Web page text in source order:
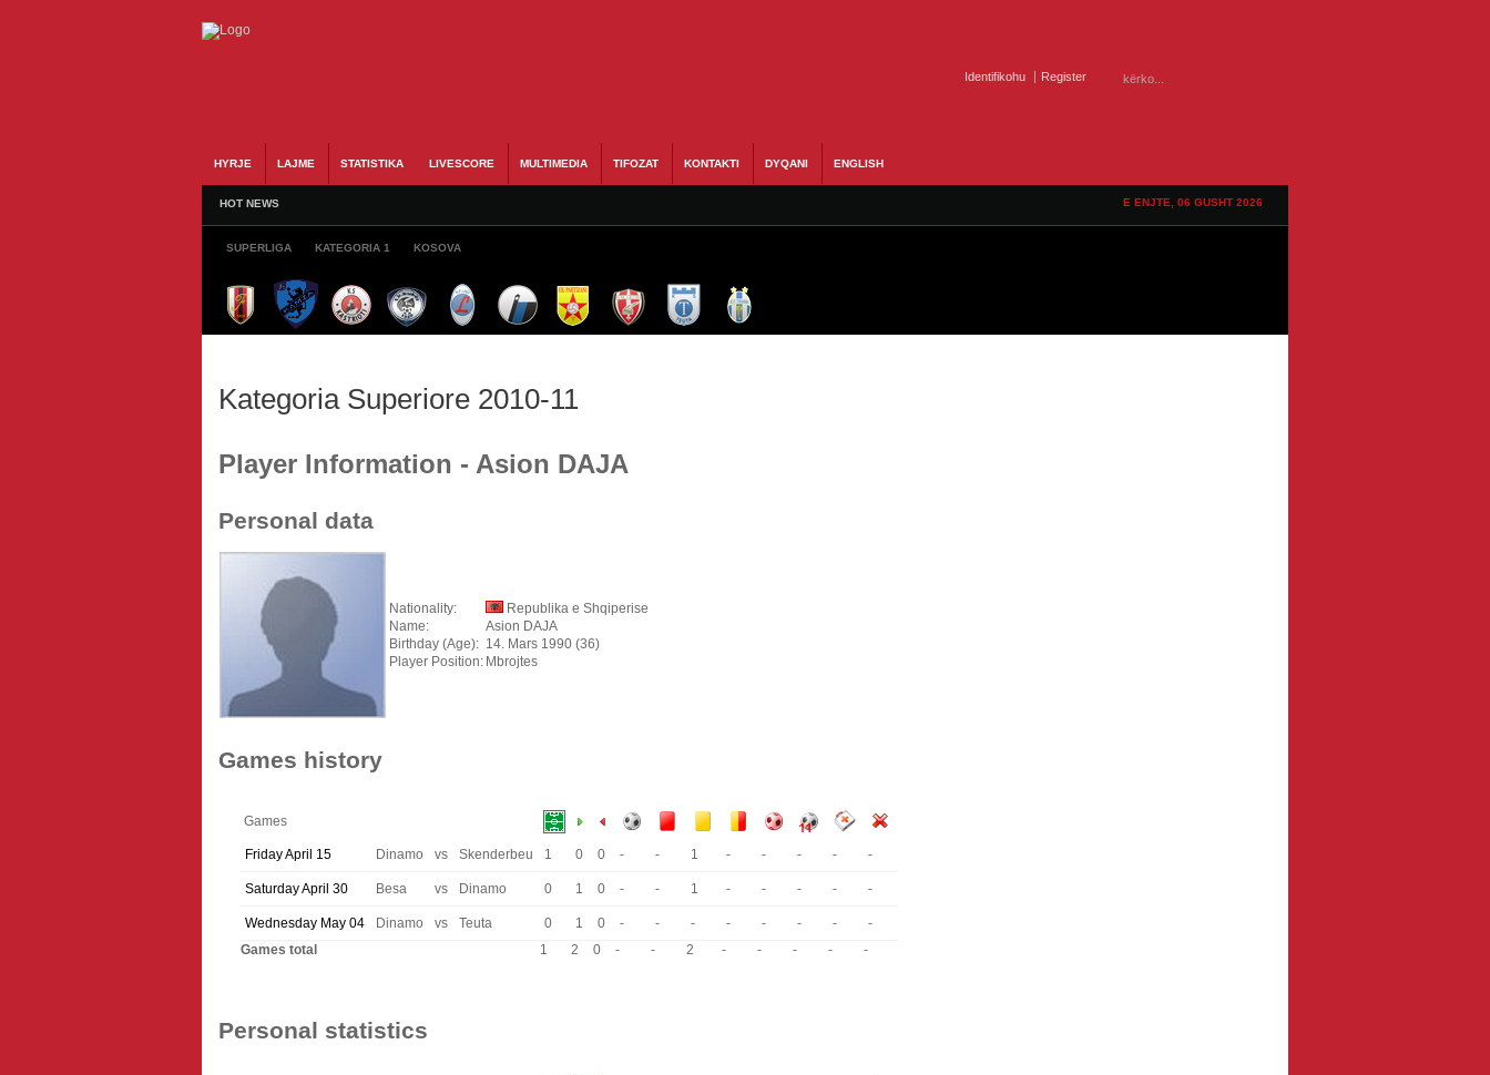
Identifikohu Register
HYRJE LAJME STATISTIKA LIVESCORE MULTIMEDIA TIFOZAT KONTAKTI DYQANI ENGLISH
HOT NEWS E ENJTE, 06 GUSHT 2026
SUPERLIGA KATEGORIA 1 KOSOVA
Kategoria Superiore 2010-11
Player Information - Asion DAJA
Personal data
Nationality:
Republika e Shqiperise
Name:
Asion DAJA
Birthday (Age): 14. Mars 1990 (36)
Player Position: Mbrojtes
Games history
Games
Friday April 15 Dinamo vs Skenderbeu 1 0 0 - - 1 - - - - -
Saturday April 30 Besa vs Dinamo 0 1 0 - - 1 - - - - -
Wednesday May 04 Dinamo vs Teuta 0 1 0 - - - - - - -
-
Games total
1 2 0 - - 2 - - - - -
Personal statistics